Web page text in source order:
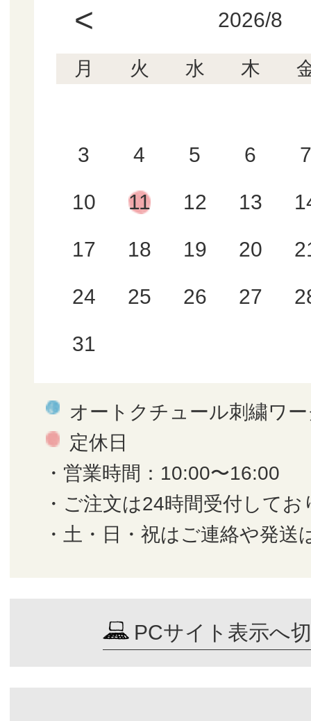
< 2026/8
月 火 水 木
3 4 5 6 7
10 11 12 13
17 18 19 20
24 25 26 27
31
オートクチュール刺繍ワ
定休日
・営業時間：10:00〜16:00
・ご注文は24時間受付してお
・土・日・祝はご連絡や発送
PCサイト表示へ